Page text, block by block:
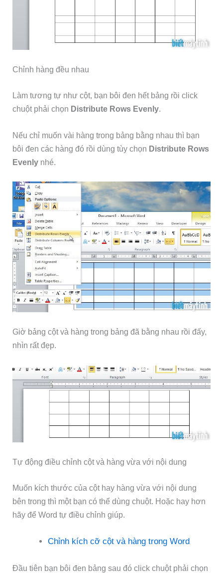
Chỉnh hàng đều nhau
Làm tương tự như cột, bạn bôi đen hết bảng rồi click
chuột phải chọn Distribute Rows Evenly.
Nếu chỉ muốn vài hàng trong bảng bằng nhau thì bạn
bôi đen các hàng đó rồi dùng tùy chọn Distribute Rows
Evenly nhé.
Giờ bảng cột và hàng trong bảng đã bằng nhau rồi đấy,
nhìn rất đẹp.
Tự động điều chỉnh cột và hàng vừa với nội dung
Muốn kích thước của cột hay hàng vừa với nội dung
bên trong thì một bạn có thể dùng chuột. Hoặc hay hơn
hãy để Word tự điều chỉnh giúp.
Chỉnh kích cỡ cột và hàng trong Word
Đầu tiên bạn bôi đen bảng sau đó click chuột phải chọn